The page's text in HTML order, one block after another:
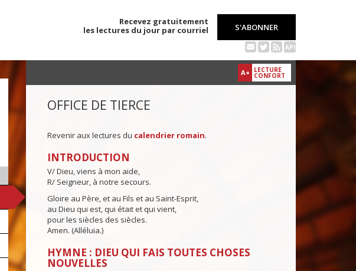
Recevez gratuitement
les lectures du jour par courriel
S'ABONNER
API
A+ LECTURE
CONFORT
OFFICE DE TIERCE
Revenir aux lectures du calendrier romain.
INTRODUCTION
V/ Dieu, viens à mon aide,
R/ Seigneur, à notre secours.
Gloire au Père, et au Fils et au Saint-Esprit,
au Dieu qui est, qui était et qui vient,
pour les siècles des siècles.
Amen. (Alléluia.)
HYMNE : DIEU QUI FAIS TOUTES CHOSES
NOUVELLES